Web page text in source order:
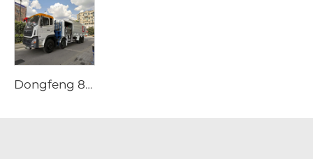
Dongfeng 8x4 340ch Camion-citerne à 12 Roues 25000 Litres Capacité Nouveau Véhicule de Ravitaillement Manuel Avion 4x2 4x4 6x6